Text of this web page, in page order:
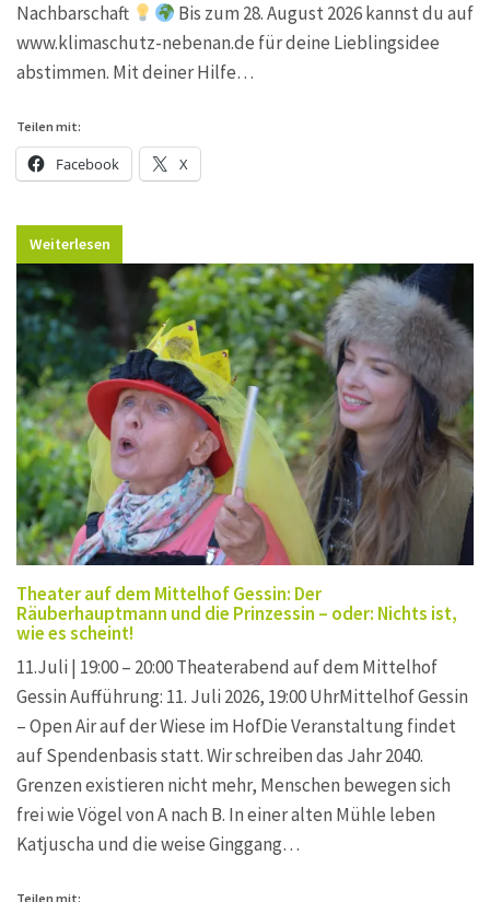
Nachbarschaft
Bis zum 28. August 2026 kannst du auf
www.klimaschutz-nebenan.de für deine Lieblingsidee
abstimmen. Mit deiner Hilfe…
Teilen mit:
Facebook X
Weiterlesen
Theater auf dem Mittelhof Gessin: Der
Räuberhauptmann und die Prinzessin – oder: Nichts ist,
wie es scheint!
11.Juli | 19:00 – 20:00 Theaterabend auf dem Mittelhof
Gessin Aufführung: 11. Juli 2026, 19:00 UhrMittelhof Gessin
– Open Air auf der Wiese im HofDie Veranstaltung findet
auf Spendenbasis statt. Wir schreiben das Jahr 2040.
Grenzen existieren nicht mehr, Menschen bewegen sich
frei wie Vögel von A nach B. In einer alten Mühle leben
Katjuscha und die weise Ginggang…
Teilen mit: